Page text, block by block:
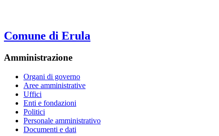
Comune di Erula
Amministrazione
Organi di governo
Aree amministrative
Uffici
Enti e fondazioni
Politici
Personale amministrativo
Documenti e dati